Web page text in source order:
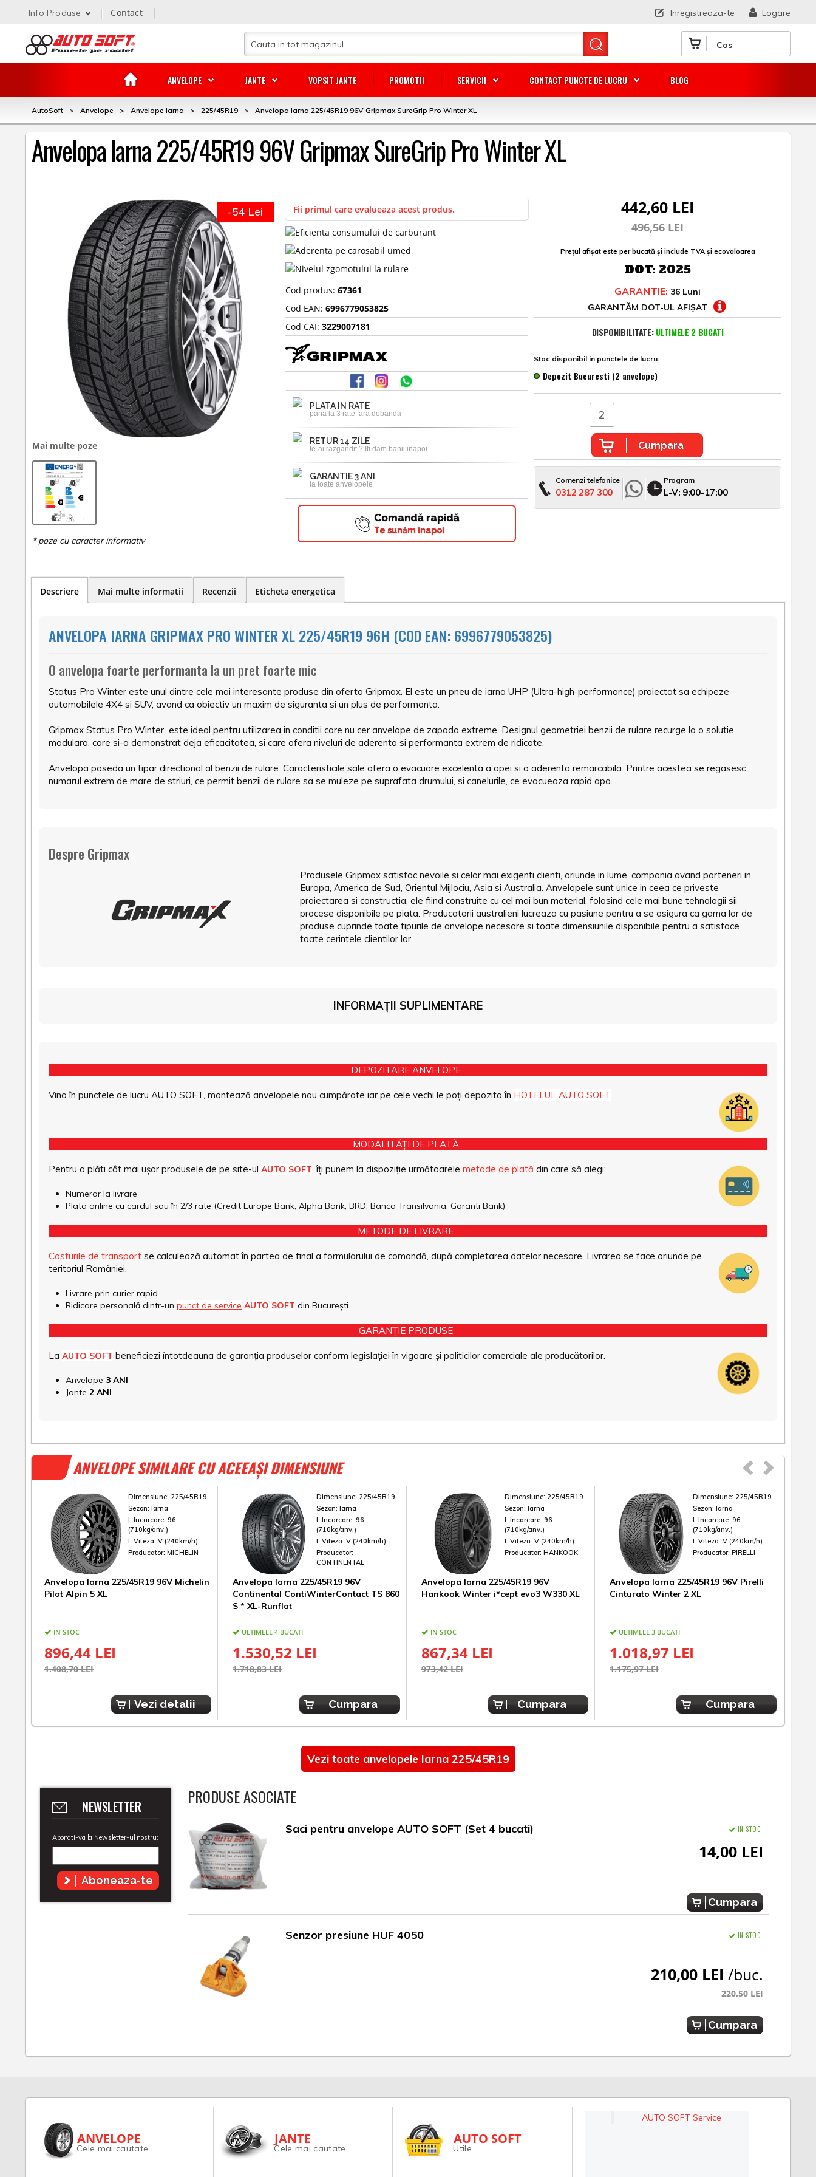
Cos
ANVELOPE JANTE VOPSIT JANTE PROMOTII SERVICII CONTACT PUNCTE DE LUCRU BLOG
Logare
Inregistreaza-te
Info Produse Contact
AutoSoft > Anvelope > Anvelope iarna > 225/45R19 > Anvelopa Iarna 225/45R19 96V Gripmax SureGrip Pro Winter XL
Anvelopa Iarna 225/45R19 96V Gripmax SureGrip Pro Winter XL
Mai multe poze
-54 Lei Fii primul care evalueaza acest produs.
Cod produs:67361
Cod EAN:6996779053825
Cod CAI:3229007181
PLATA IN RATE
pana la 3 rate fara dobanda
RETUR 14 ZILE
te-ai razgandit ? Iti dam banii inapoi
GARANTIE 3 ANI
la toate anvelopele
Comandă rapidă
Te sunăm înapoi
442,60 LEI
496,56 LEI
Prețul afișat este per bucată și include TVA și ecovaloarea
DOT: 2025
GARANTIE: 36 Luni
GARANTĂM DOT-UL AFIȘAT
DISPONIBILITATE: ULTIMELE 2 BUCATI
Stoc disponibil in punctele de lucru:
Depozit Bucuresti (2 anvelope)
Cumpara
Comenzi telefonice
0312 287 300
Program
L-V: 9:00-17:00
Descriere Mai multe informatii Recenzii Eticheta energetica
ANVELOPA IARNA GRIPMAX PRO WINTER XL 225/45R19 96H (COD EAN: 6996779053825)
O anvelopa foarte performanta la un pret foarte mic
Status Pro Winter este unul dintre cele mai interesante produse din oferta Gripmax. El este un pneu de iarna UHP (Ultra-high-performance) proiectat sa echipeze
automobilele 4X4 si SUV, avand ca obiectiv un maxim de siguranta si un plus de performanta.
Gripmax Status Pro Winter este ideal pentru utilizarea in conditii care nu cer anvelope de zapada extreme. Designul geometriei benzii de rulare recurge la o solutie
modulara, care si-a demonstrat deja eficacitatea, si care ofera niveluri de aderenta si performanta extrem de ridicate.
Anvelopa poseda un tipar directional al benzii de rulare. Caracteristicile sale ofera o evacuare excelenta a apei si o aderenta remarcabila. Printre acestea se regasesc
numarul extrem de mare de striuri, ce permit benzii de rulare sa se muleze pe suprafata drumului, si canelurile, ce evacueaza rapid apa.
Despre Gripmax
Produsele Gripmax satisfac nevoile si celor mai exigenti clienti, oriunde in lume, compania avand parteneri in
Europa, America de Sud, Orientul Mijlociu, Asia si Australia. Anvelopele sunt unice in ceea ce priveste
proiectarea si constructia, ele fiind construite cu cel mai bun material, folosind cele mai bune tehnologii sii
procese disponibile pe piata. Producatorii australieni lucreaza cu pasiune pentru a se asigura ca gama lor de
produse cuprinde toate tipurile de anvelope necesare si toate dimensiunile disponibile pentru a satisface
toate cerintele clientilor lor.
INFORMAȚII SUPLIMENTARE
DEPOZITARE ANVELOPE
Vino în punctele de lucru AUTO SOFT, montează anvelopele nou cumpărate iar pe cele vechi le poți depozita în HOTELUL AUTO SOFT
MODALITĂȚI DE PLATĂ
Pentru a plăti cât mai ușor produsele de pe site-ul AUTO SOFT, îți punem la dispoziție următoarele metode de plată din care să alegi:
Numerar la livrare
Plata online cu cardul sau în 2/3 rate (Credit Europe Bank, Alpha Bank, BRD, Banca Transilvania, Garanti Bank)
METODE DE LIVRARE
Costurile de transport se calculează automat în partea de final a formularului de comandă, după completarea datelor necesare. Livrarea se face oriunde pe
teritoriul României.
Livrare prin curier rapid
Ridicare personală dintr-un punct de service AUTO SOFT din București
GARANȚIE PRODUSE
La AUTO SOFT beneficiezi întotdeauna de garanția produselor conform legislației în vigoare și politicilor comerciale ale producătorilor.
Anvelope 3 ANI
Jante 2 ANI
ANVELOPE SIMILARE CU ACEEAȘI DIMENSIUNE
Dimensiune: 225/45R19
Sezon: Iarna
I. Incarcare: 96
(710kg/anv.)
I. Viteza: V (240km/h)
Producator: MICHELIN
Anvelopa Iarna 225/45R19 96V Michelin
Pilot Alpin 5 XL
IN STOC
896,44 LEI
1.408,70 LEI
Vezi detalii
Dimensiune: 225/45R19
Sezon: Iarna
I. Incarcare: 96
(710kg/anv.)
I. Viteza: V (240km/h)
Producator:
CONTINENTAL
Anvelopa Iarna 225/45R19 96V
Continental ContiWinterContact TS 860
S * XL-Runflat
ULTIMELE 4 BUCATI
1.530,52 LEI
1.718,83 LEI
Cumpara
Dimensiune: 225/45R19
Sezon:Iarna
I. Incarcare:96
(710kg/anv.)
I. Viteza:V (240km/h)
Producator:HANKOOK
Anvelopa Iarna 225/45R19 96V
Hankook Winter i*cept evo3 W330 XL
IN STOC
867,34 LEI
973,42 LEI
Cumpara
Dimensiune: 225/45R19
Sezon:Iarna
I. Incarcare:96
(710kg/anv.)
I. Viteza:V (240km/h)
Producator:PIRELLI
Anvelopa Iarna 225/45R19 96V Pirelli
Cinturato Winter 2 XL
ULTIMELE 3 BUCATI
1.018,97 LEI
1.175,97 LEI
Cumpara
Vezi toate anvelopele Iarna 225/45R19
NEWSLETTER
Abonati-va la Newsletter-ul nostru:
Aboneaza-te
PRODUSE ASOCIATE
Saci pentru anvelope AUTO SOFT (Set 4 bucati) IN STOC
14,00 LEI
Cumpara
Senzor presiune HUF 4050 IN STOC
210,00 LEI /buc.
220,50 LEI
Cumpara
ANVELOPE
Cele mai cautate
JANTE
Cele mai cautate
AUTO SOFT
Utile
AUTO SOFT Service